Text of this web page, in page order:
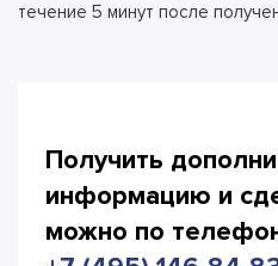
течение 5 минут после
Получить
информацию и
можно по